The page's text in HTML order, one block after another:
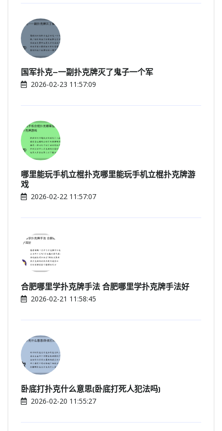
国军扑克—一副扑克牌灭了鬼子一个军
2026-02-23 11:57:09
哪里能玩手机立棍扑克哪里能玩手机立棍扑克牌游
戏
2026-02-22 11:57:07
合肥哪里学扑克牌手法 合肥哪里学扑克牌手法好
2026-02-21 11:58:45
卧底打扑克什么意思(卧底打死人犯法吗)
2026-02-20 11:55:27